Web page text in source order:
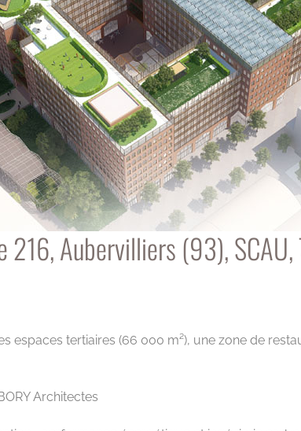
216, Aubervilliers (93),
espaces tertiaires (66 000 m²), une zone de
Architectes